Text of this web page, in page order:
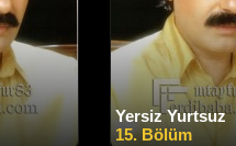
Yersiz Yurtsuz
15. Bölüm